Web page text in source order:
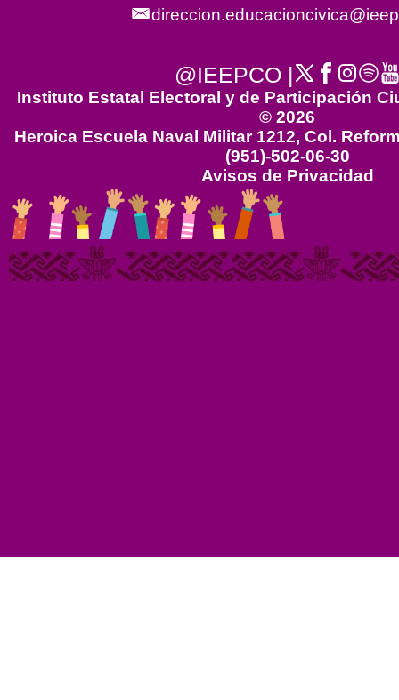
@IEEPCO |
Instituto Estatal Electoral y de Participación
© 2026
Heroica Escuela Naval Militar 1212, Col.
(951)-502-06-30
Avisos de Privacidad